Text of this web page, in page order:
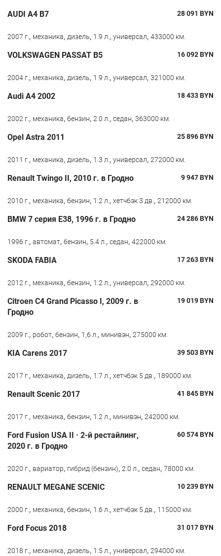
AUDI A4 B7 28 091 BYN
2007 г., механика, дизель, 1.9 л., универсал, 433000 км.
VOLKSWAGEN PASSAT B5 16 092BYN
2004 г., механика, дизель, 1.9 л., универсал, 321000 км.
Audi A4 2002 18 433BYN
2002 г., механика, бензин, 2.0 л., седан, 363000 км.
Opel Astra 2011 25 896BYN
2011 г., механика, дизель, 1.3 л., универсал, 272000 км.
Renault Twingo II, 2010 г. в Гродно 9 947BYN
2010 г., механика, бензин, 1.2 л., хетчбэк 3 дв., 212000 км.
BMW 7 серия E38, 1996 г. в Гродно 24 286BYN
1996 г., автомат, бензин, 5.4 л., седан, 422000 км.
SKODA FABIA 17 263BYN
2012 г., механика, бензин, 1.2 л., универсал, 292000 км.
Citroen C4 Grand Picasso I, 2009 г. в
Гродно
19 019BYN
2009 г., робот, бензин, 1,6 л., минивэн, 275000 км.
KIA Carens 2017 39 503BYN
2017 г., механика, дизель, 1.7 л., хетчбэк 5 дв., 189000 км.
Renault Scenic 2017 41 845BYN
2017 г., механика, бензин, 1.2 л., минивэн, 242000 км.
Ford Fusion USA II · 2-й рестайлинг,
2020 г. в Гродно
60 574BYN
2020 г., вариатор, гибрид (бензин), 2.0 л., седан, 78000 км.
RENAULT MEGANE SCENIC 10 239BYN
2000 г., механика, бензин, 1.6 л., хетчбэк 5 дв., 115000 км.
Ford Focus 2018 31 017BYN
2018 г., механика, дизель, 1.5 л., универсал, 294000 км.